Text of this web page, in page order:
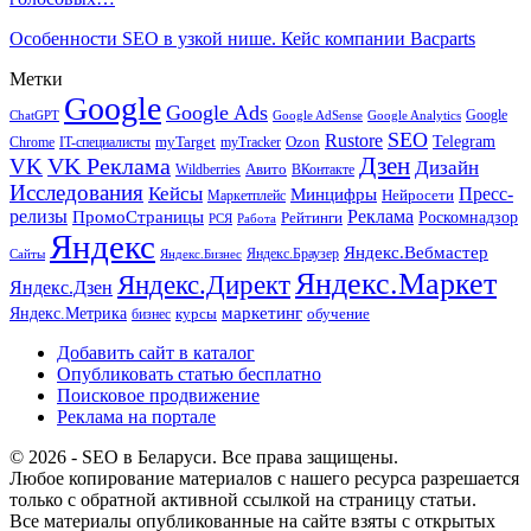
Особенности SEO в узкой нише. Кейс компании Bacparts
Метки
ChatGPT Google Google Ads Google AdSense Google Analytics Google
Chrome IT-специалисты myTarget myTracker Ozon Rustore SEO Telegram
VKVK Реклама Wildberries Авито ВКонтакте Дзен Дизайн
Исследования Кейсы Маркетплейс Минцифры Нейросети Пресс-
релизы ПромоСтраницы РСЯ Работа Рейтинги Реклама Роскомнадзор
Сайты Яндекс Яндекс.Бизнес Яндекс.Браузер Яндекс.Вебмастер
Яндекс.Дзен Яндекс.ДиректЯндекс.Маркет
Яндекс.Метрика бизнес курсы маркетинг обучение
Добавить сайт в каталог
Опубликовать статью бесплатно
Поисковое продвижение
Реклама на портале
© 2026 - SEO в Беларуси. Все права защищены.
Любое копирование материалов с нашего ресурса разрешается
только с обратной активной ссылкой на страницу статьи.
Все материалы опубликованные на сайте взяты с открытых